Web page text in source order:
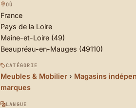
OÙ
France
Pays de la Loire
Maine-et-Loire (49)
Beaupréau-en-Mauges (49110)
CATÉGORIE
Meubles & Mobilier› Magasins
marques
LANGUE